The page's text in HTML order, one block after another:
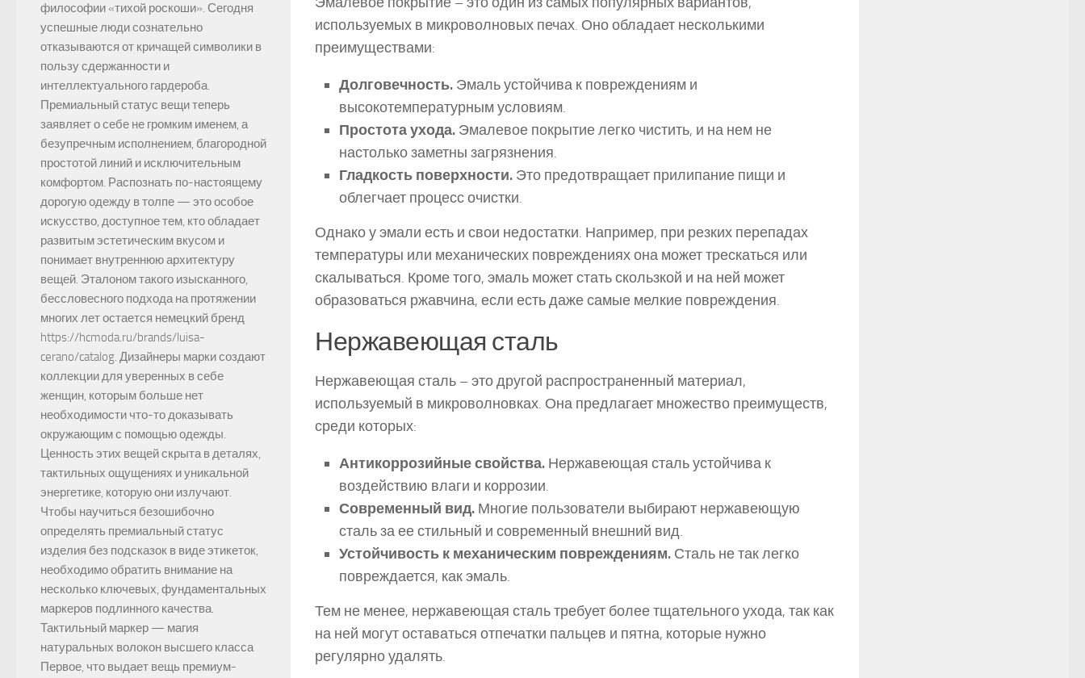
используемых в микроволновых печах. Оно обладает несколькими
преимуществами:
Долговечность. Эмаль устойчива к повреждениям и
высокотемпературным условиям.
Простота ухода. Эмалевое покрытие легко чистить, и на нем не
настолько заметны загрязнения.
Гладкость поверхности. Это предотвращает прилипание пищи и
облегчает процесс очистки.
Однако у эмали есть и свои недостатки. Например, при резких перепадах
температуры или механических повреждениях она может трескаться или
скалываться. Кроме того, эмаль может стать скользкой и на ней может
образоваться ржавчина, если есть даже самые мелкие повреждения.
Нержавеющая сталь
Нержавеющая сталь – это другой распространенный материал,
используемый в микроволновках. Она предлагает множество преимуществ,
среди которых:
Антикоррозийные свойства. Нержавеющая сталь устойчива к
воздействию влаги и коррозии.
Современный вид. Многие пользователи выбирают нержавеющую
сталь за ее стильный и современный внешний вид.
Устойчивость к механическим повреждениям. Сталь не так легко
повреждается, как эмаль.
Тем не менее, нержавеющая сталь требует более тщательного ухода, так как
на ней могут оставаться отпечатки пальцев и пятна, которые нужно
регулярно удалять.
философии «тихой роскоши». Сегодня
успешные люди сознательно
отказываются от кричащей символики в
пользу сдержанности и
интеллектуального гардероба.
Премиальный статус вещи теперь
заявляет о себе не громким именем, а
безупречным исполнением, благородной
простотой линий и исключительным
комфортом. Распознать по-настоящему
дорогую одежду в толпе — это особое
искусство, доступное тем, кто обладает
развитым эстетическим вкусом и
понимает внутреннюю архитектуру
вещей. Эталоном такого изысканного,
бессловесного подхода на протяжении
многих лет остается немецкий бренд
https://hcmoda.ru/brands/luisa-
cerano/catalog. Дизайнеры марки создают
коллекции для уверенных в себе
женщин, которым больше нет
необходимости что-то доказывать
окружающим с помощью одежды.
Ценность этих вещей скрыта в деталях,
тактильных ощущениях и уникальной
энергетике, которую они излучают.
Чтобы научиться безошибочно
определять премиальный статус
изделия без подсказок в виде этикеток,
необходимо обратить внимание на
несколько ключевых, фундаментальных
маркеров подлинного качества.
Тактильный маркер — магия
натуральных волокон высшего класса
Первое, что выдает вещь премиум-